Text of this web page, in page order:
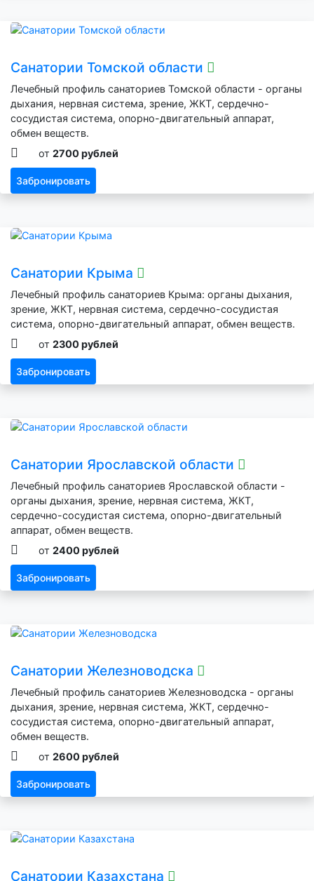
Санатории Томской области
Лечебный профиль санаториев Томской области - органы
дыхания, нервная система, зрение, ЖКТ, сердечно-
сосудистая система, опорно-двигательный аппарат,
обмен веществ.
от 2700 рублей
Забронировать
Санатории Крыма
Лечебный профиль санаториев Крыма: органы дыхания,
зрение, ЖКТ, нервная система, сердечно-сосудистая
система, опорно-двигательный аппарат, обмен веществ.
от 2300 рублей
Забронировать
Санатории Ярославской области
Лечебный профиль санаториев Ярославской области -
органы дыхания, зрение, нервная система, ЖКТ,
сердечно-сосудистая система, опорно-двигательный
аппарат, обмен веществ.
от 2400 рублей
Забронировать
Санатории Железноводска
Лечебный профиль санаториев Железноводска - органы
дыхания, зрение, нервная система, ЖКТ, сердечно-
сосудистая система, опорно-двигательный аппарат,
обмен веществ.
от 2600 рублей
Забронировать
Санатории Казахстана